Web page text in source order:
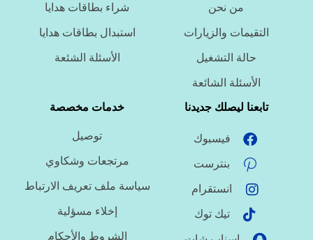
من نحن
التقيمات والزيارات
حالة التشغيل
الأسئلة الشائعة
شراء بطاقات هدايا
استبدال بطاقات هدايا
الأسئلة الشئعة
تابعنا ليصلك جديدنا
فيسبوك
بنترست
انستقرام
تيك توك
خدمات مخصصة
توصيل
مرتجعات وشكاوي
سياسة ملف تعريف الارتباط
إخلاء مسؤلية
الشروط والأحكام
ما نوع الملف؟
ما درجة الاستعجال؟
هل تحتاج تنسيقًا أو توثيق مراجع؟